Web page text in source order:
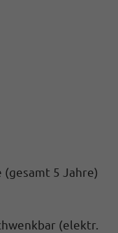
(gesamt 5 Jahre)
(elektr.